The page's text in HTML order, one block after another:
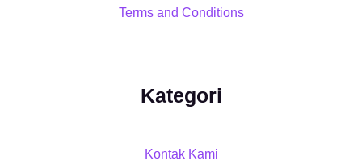
Terms and Conditions
Kategori
Kontak Kami